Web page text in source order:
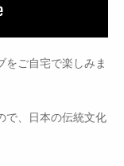
をご自宅で楽しみま
で、日本の伝統文化